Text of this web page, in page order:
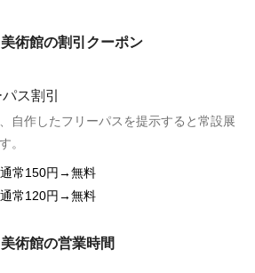
術館の割引クーポン
ス割引
自作したフリーパスを提示すると常設展
。
常150円→無料
常120円→無料
術館の営業時間